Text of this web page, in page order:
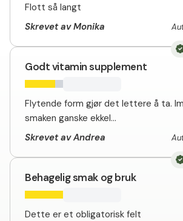
Flott så langt
Skrevet av Monika
Godt vitamin supplement
Flytende form gjør det lettere å ta.
smaken ganske ekkel...
Skrevet av Andrea
Behagelig smak og bruk
Dette er et obligatorisk felt